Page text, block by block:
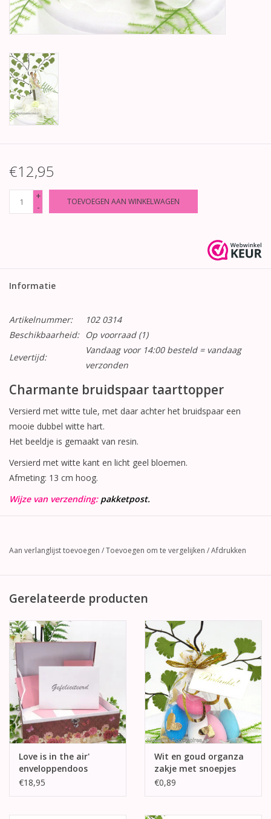
€12,95
+
-
TOEVOEGEN AAN WINKELWAGEN
Informatie
Artikelnummer:
102 0314
Beschikbaarheid:
Op voorraad(1)
Levertijd:
Vandaag voor 14:00 besteld = vandaag
verzonden
Charmante bruidspaar taarttopper
Versierd met witte tule, met daar achter het bruidspaar een
mooie dubbel witte hart.
Het beeldje is gemaakt van resin.
Versierd met witte kant en licht geel bloemen.
Afmeting: 13 cm hoog.
Wijze van verzending: pakketpost.
Aan verlanglijst toevoegen /Toevoegen om te vergelijken /Afdrukken
Gerelateerde producten
Love is in the air'
enveloppendoos
€18,95
Wit en goud organza
zakje met snoepjes
€0,89